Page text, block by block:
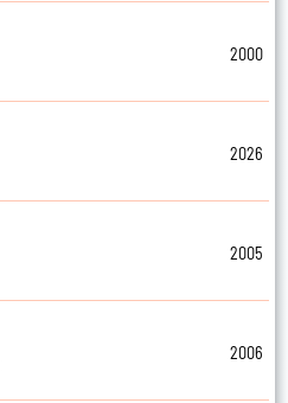
2000
2026
2005
2006